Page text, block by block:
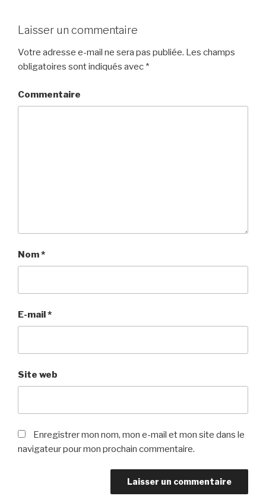
Laisser un commentaire
Votre adresse e-mail ne sera pas publiée. Les champs
obligatoires sont indiqués avec *
Commentaire
Nom*
E-mail*
Site web
Enregistrer mon nom, mon e-mail et mon site dans le
navigateur pour mon prochain commentaire.